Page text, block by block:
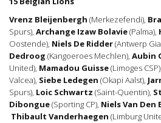
Vrenz Bleijenbergh (Merkezefendi),
Spurs), Archange Izaw Bolavie(Palma),
Oostende), Niels De Ridder(Antwerp
Dedroog (Kangoeroes Mechlen), Aubin
United), Mamadou Guisse(Limoges CSP),
Valcea), Siebe Ledegen (Okapi Aalst),
Spurs), Loic Schwartz (Saint-Quentin),
Dibongue(Sporting CP), Niels Van Den
Thibault Vanderhaegen (Limburg